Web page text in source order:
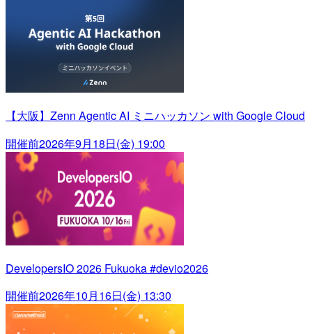
【大阪】Zenn Agentic AI ミニハッカソン with Google Cloud
開催前2026年9月18日(金) 19:00
DevelopersIO 2026 Fukuoka #devio2026
開催前2026年10月16日(金) 13:30